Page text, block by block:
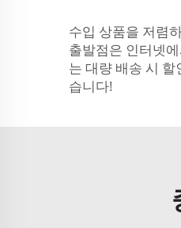
수입 상품을 저렴
출발점은 인터넷
는 대량 배송 시
습니다!